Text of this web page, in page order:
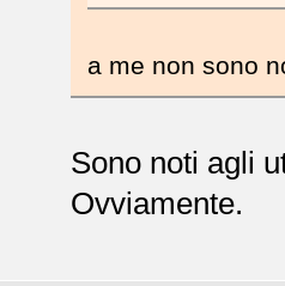
a me non sono
Sono noti agli
Ovviamente.